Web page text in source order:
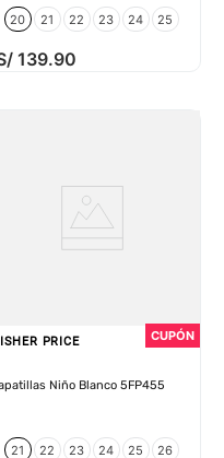
20 21 22 23 24 25
139.90
PRICE
Niño Blanco 5FP455
21 22 23 24 25 26